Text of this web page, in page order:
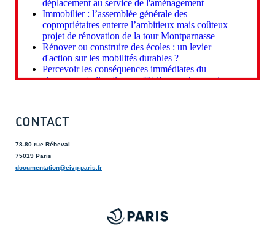
CONTACT
78-80 rue Rébeval
75019 Paris
documentation@eivp-paris.fr